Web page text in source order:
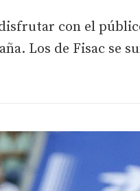
con el
Los de Fisac se